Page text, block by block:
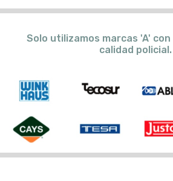
Solo utilizamos marcas 'A'
calidad policial.